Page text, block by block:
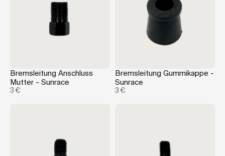
Bremsleitung Anschluss
Mutter - Sunrace
3 €
Bremsleitung Gummikappe -
Sunrace
3 €